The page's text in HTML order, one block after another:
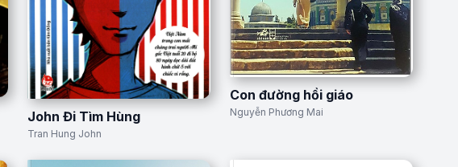
John Đi Tìm Hùng
Tran Hung John
Con đường hồi giáo
Nguyễn Phương Mai